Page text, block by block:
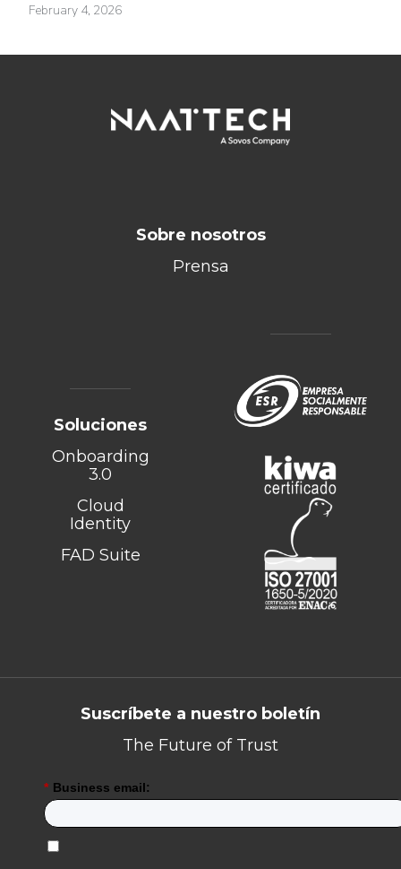
February 4, 2026
Sobre nosotros
Prensa
Soluciones
Onboarding
3.0
Cloud
Identity
FAD Suite
Suscríbete a nuestro boletín
The Future of Trust
* Business email: